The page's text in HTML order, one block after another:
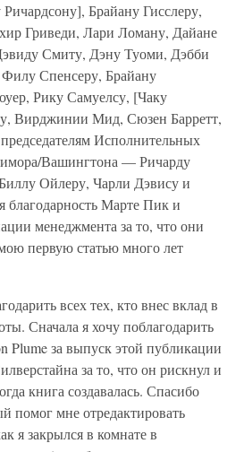
Брайану Гисслеру,
Гриведи, Лари Ломану, Дайане
Смиту, Дэну Туоми, Дэбби
Спенсеру, Брайану
Рику Самуелсу, [Чаку
Вирджинии Мид, Сюзен Барретт,
Исполнительных
Вашингтона — Ричарду
Ойлеру, Чарли Дэвису и
Марте Пик и
менеджмента за то, что они
первую статью много лет
всех тех, кто внес вклад в
Сначала я хочу поблагодарить
Plume за выпуск этой публикации
за то, что он рискнул и
книга создавалась. Спасибо
помог мне отредактировать
я закрылся в комнате в